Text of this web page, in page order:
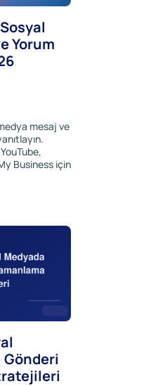
Yorum
mesaj ve
Business için